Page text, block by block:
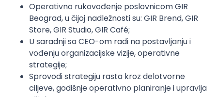
Operativno rukovođenje poslovnicom GIR
Beograd, u čijoj nadležnosti su: GIR Brend, GIR
Store, GIR Studio, GIR Café;
U saradnji sa CEO-om radi na postavljanju i
vođenju organizacijske vizije, operativne
strategije;
Sprovodi strategiju rasta kroz delotvorne
ciljeve, godišnje operativno planiranje i upravlja